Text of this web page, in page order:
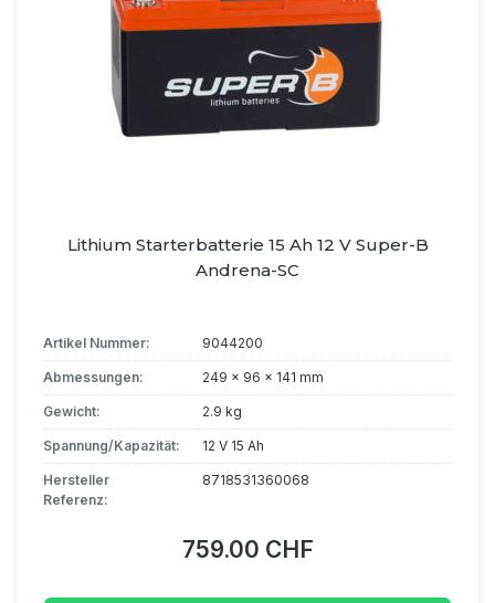
Lithium Starterbatterie 15 Ah 12 V Super-B
Andrena-SC
Artikel Nummer: 9044200
Abmessungen: 249 x 96 x 141 mm
Gewicht: 2.9 kg
Spannung/Kapazität: 12 V 15 Ah
Hersteller
Referenz:
8718531360068
759.00 CHF